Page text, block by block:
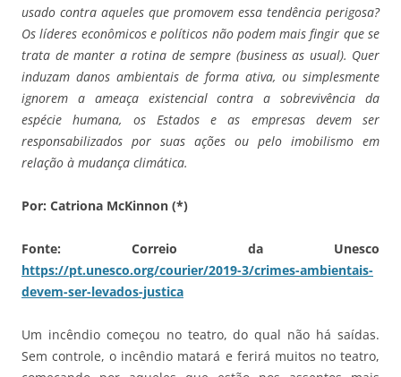
usado contra aqueles que promovem essa tendência perigosa?
Os líderes econômicos e políticos não podem mais fingir que se
trata de manter a rotina de sempre (business as usual). Quer
induzam danos ambientais de forma ativa, ou simplesmente
ignorem a ameaça existencial contra a sobrevivência da
espécie humana, os Estados e as empresas devem ser
responsabilizados por suas ações ou pelo imobilismo em
relação à mudança climática.
Por: Catriona McKinnon (*)
Fonte: Correio da Unesco
https://pt.unesco.org/courier/2019-3/crimes-ambientais-
devem-ser-levados-justica
Um incêndio começou no teatro, do qual não há saídas.
Sem controle, o incêndio matará e ferirá muitos no teatro,